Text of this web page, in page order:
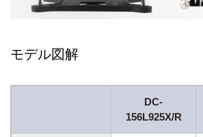
モデル図解
DC-
156L925X/R